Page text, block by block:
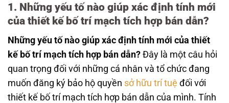
1. Những yếu tố nào giúp xác định tính mới
của thiết kế bố trí mạch tích hợp bán dẫn?
Những yếu tố nào giúp xác định tính mới của thiết
kế bố trí mạch tích hợp bán dẫn? Đây là một câu hỏi
quan trọng đối với những cá nhân và tổ chức đang
muốn đăng ký bảo hộ quyền sở hữu trí tuệ đối với
thiết kế bố trí mạch tích hợp bán dẫn của mình. Tính